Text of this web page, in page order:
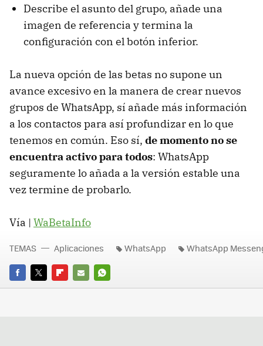
Describe el asunto del grupo, añade una
imagen de referencia y termina la
configuración con el botón inferior.
La nueva opción de las betas no supone un
avance excesivo en la manera de crear nuevos
grupos de WhatsApp, sí añade más información
a los contactos para así profundizar en lo que
tenemos en común. Eso sí, de momento no se
encuentra activo para todos: WhatsApp
seguramente lo añada a la versión estable una
vez termine de probarlo.
Vía | WaBetaInfo
FACEBOOK
TWITTERFLIPBOARD
E-
WHATSAPP
TEMAS Aplicaciones WhatsApp WhatsApp